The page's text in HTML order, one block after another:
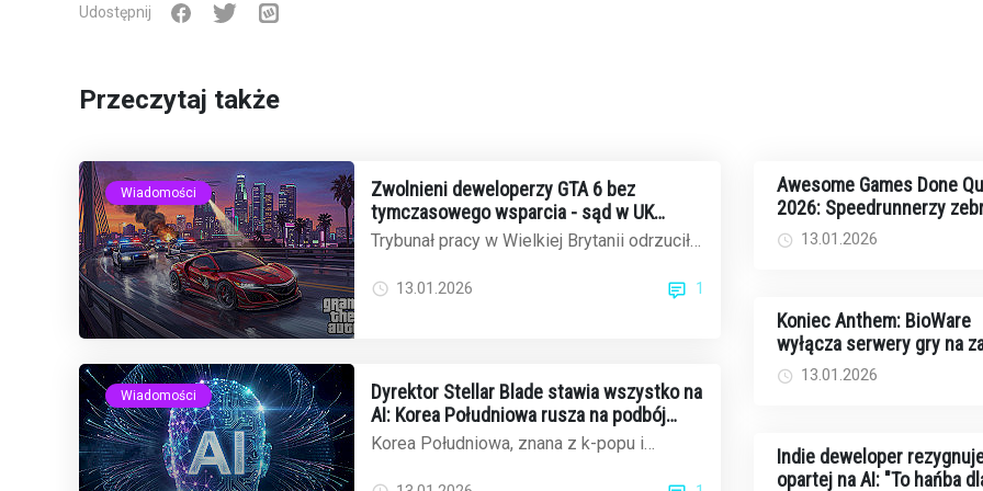
Udostępnij
Przeczytaj także
Wiadomości
Zwolnieni deweloperzy GTA 6 bez
tymczasowego wsparcia - sąd w UK
odrzuca wniosek Rockstar
Trybunał pracy w Wielkiej Brytanii odrzucił
31 zwolnionych ...
13.01.2026 1
Wiadomości
Dyrektor Stellar Blade stawia wszystko na
AI: Korea Południowa rusza na podbój
globalnego rynku gier
Korea Południowa, znana z k-popu i
Awesome Games Done
2026: Speedrunnerzy
rekordowe 2,44 mln
walkę z rakiem
13.01.2026
Koniec Anthem: BioWare
wyłącza serwery gry na
13.01.2026
Indie deweloper
opartej na AI: "To hańba